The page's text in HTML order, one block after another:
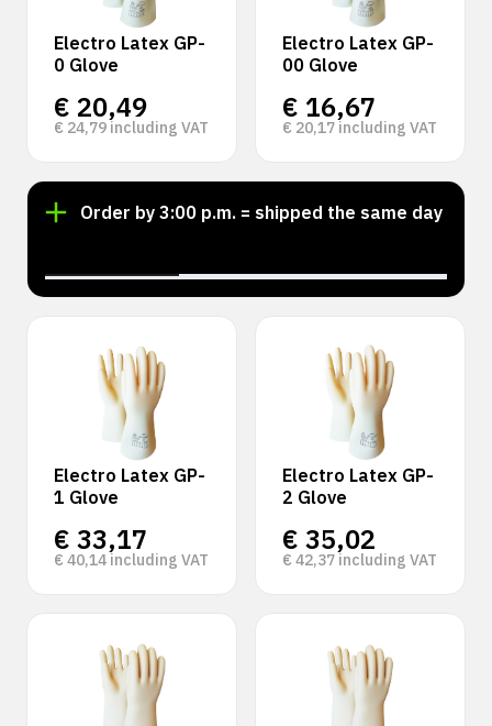
Electro Latex GP-
0 Glove
€ 20,49
€ 24,79 including VAT
Electro Latex GP-
00 Glove
€ 16,67
€ 20,17 including VAT
Order by 3:00 p.m. = shipped the same day
Electro Latex GP-
1 Glove
€ 33,17
€ 40,14 including VAT
Electro Latex GP-
2 Glove
€ 35,02
€ 42,37 including VAT